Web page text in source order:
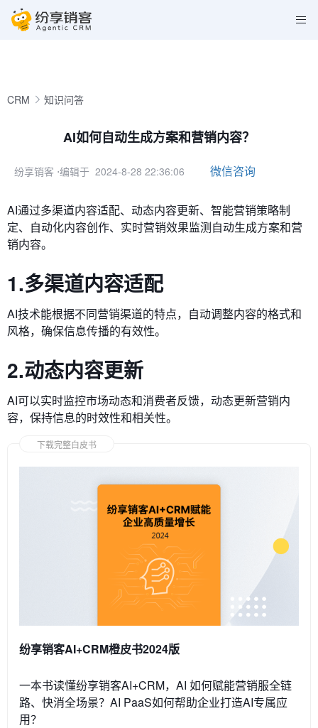
CRM 知识问答
AI如何自动生成方案和营销内容？
纷享销客 ⋅编辑于 2024-8-28 22:36:06 微信咨询
AI通过多渠道内容适配、动态内容更新、智能营销策略制
定、自动化内容创作、实时营销效果监测自动生成方案和营
销内容。
1.多渠道内容适配
AI技术能根据不同营销渠道的特点，自动调整内容的格式和
风格，确保信息传播的有效性。
2.动态内容更新
AI可以实时监控市场动态和消费者反馈，动态更新营销内
容，保持信息的时效性和相关性。
下载完整白皮书
纷享销客AI+CRM橙皮书2024版
一本书读懂纷享销客AI+CRM，AI 如何赋能营销服全链
路、快消全场景？AI PaaS如何帮助企业打造AI专属应
用？